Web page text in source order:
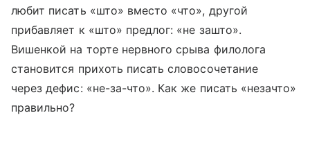
любит писать «што» вместо «что», другой
прибавляет к «што» предлог: «не зашто».
Вишенкой на торте нервного срыва филолога
становится прихоть писать словосочетание
через дефис: «не-за-что». Как же писать «незачто»
правильно?